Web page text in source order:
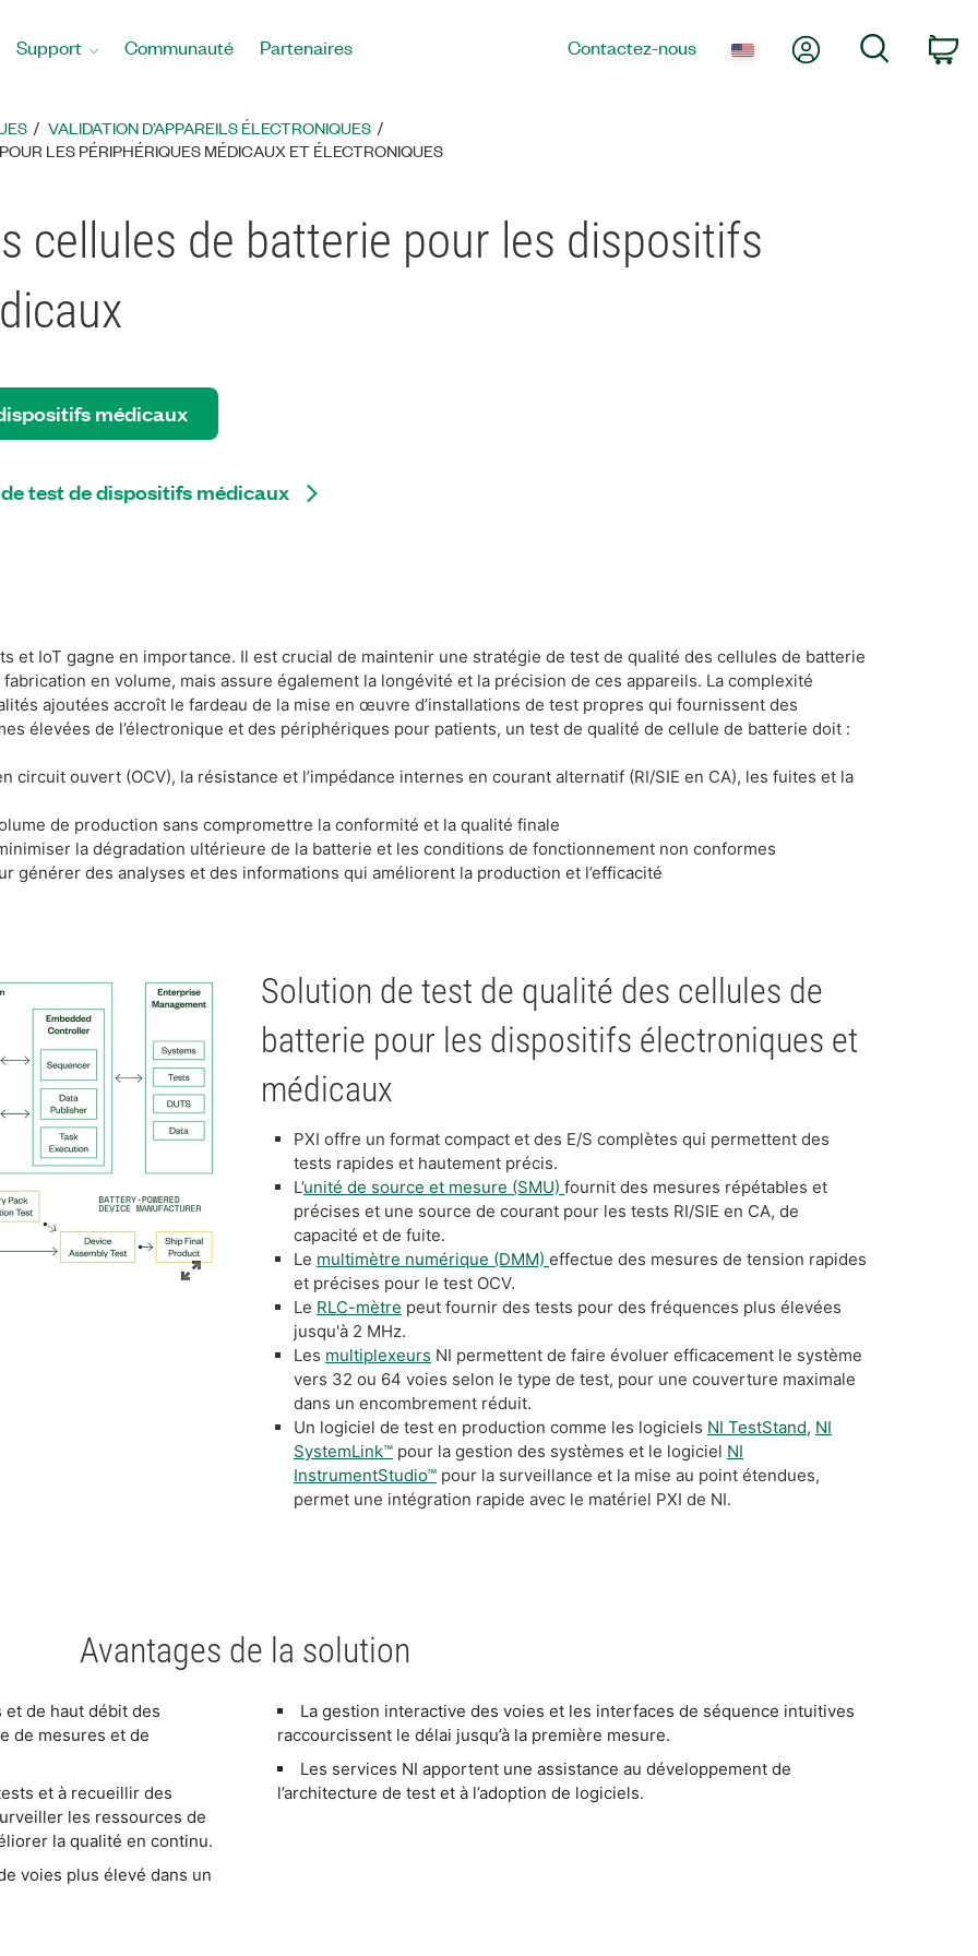
Support Communauté Partenaires Contactez-nous Mon compte
VALIDATION D’APPAREILS ÉLECTRONIQUES
LES PÉRIPHÉRIQUES MÉDICAUX ET ÉLECTRONIQUES
cellules de batterie pour les dispositifs
médicaux
test de dispositifs médicaux
et IoT gagne en importance. Il est crucial de maintenir une stratégie de test de qualité des cellules de batterie
fabrication en volume, mais assure également la longévité et la précision de ces appareils. La complexité
ajoutées accroît le fardeau de la mise en œuvre d’installations de test propres qui fournissent des
élevées de l’électronique et des périphériques pour patients, un test de qualité de cellule de batterie doit :
ouvert (OCV), la résistance et l’impédance internes en courant alternatif (RI/SIE en CA), les fuites et la
de production sans compromettre la conformité et la qualité finale
la dégradation ultérieure de la batterie et les conditions de fonctionnement non conformes
générer des analyses et des informations qui améliorent la production et l’efficacité
Solution de test de qualité des cellules de
batterie pour les dispositifs électroniques et
médicaux
PXI offre un format compact et des E/S complètes qui permettent des
tests rapides et hautement précis.
L’unité de source et mesure (SMU) fournit des mesures répétables et
précises et une source de courant pour les tests RI/SIE en CA, de
capacité et de fuite.
Le multimètre numérique (DMM) effectue des mesures de tension rapides
et précises pour le test OCV.
Le RLC-mètre peut fournir des tests pour des fréquences plus élevées
jusqu'à 2 MHz.
Les multiplexeurs NI permettent de faire évoluer efficacement le système
vers 32 ou 64 voies selon le type de test, pour une couverture maximale
dans un encombrement réduit.
Un logiciel de test en production comme les logiciels NI TestStand, NI
SystemLink™ pour la gestion des systèmes et le logiciel NI
InstrumentStudio™ pour la surveillance et la mise au point étendues,
permet une intégration rapide avec le matériel PXI de NI.
Avantages de la solution
de haut débit des
de mesures et de
et à recueillir des
les ressources de
la qualité en continu.
voies plus élevé dans un
La gestion interactive des voies et les interfaces de séquence intuitives
raccourcissent le délai jusqu’à la première mesure.
Les services NI apportent une assistance au développement de
l’architecture de test et à l’adoption de logiciels.